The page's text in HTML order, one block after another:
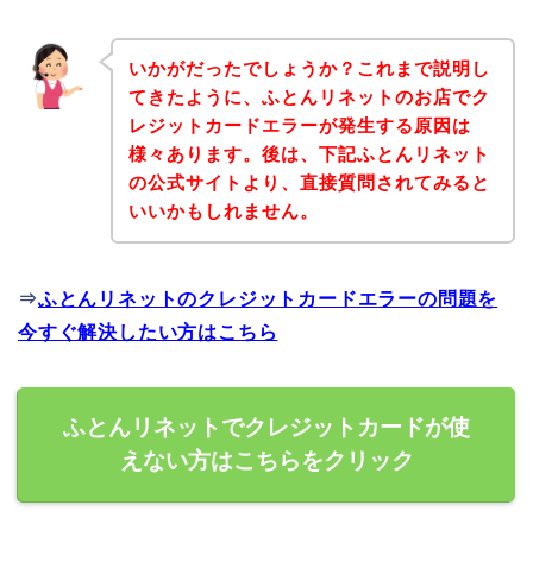
いかがだったでしょうか？これまで説明し
てきたように、ふとんリネットのお店でク
レジットカードエラーが発生する原因は
様々あります。後は、下記ふとんリネット
の公式サイトより、直接質問されてみると
いいかもしれません。
⇒ふとんリネットのクレジットカードエラーの問題を
今すぐ解決したい方はこちら
ふとんリネットでクレジットカードが使
えない方はこちらをクリック